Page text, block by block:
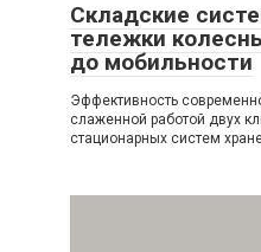
Складские
тележки
до мобильности
Эффективность
слаженной работой двух
стационарных систем